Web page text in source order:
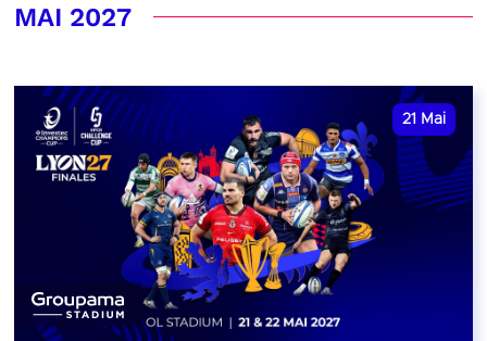
MAI 2027
21 Mai